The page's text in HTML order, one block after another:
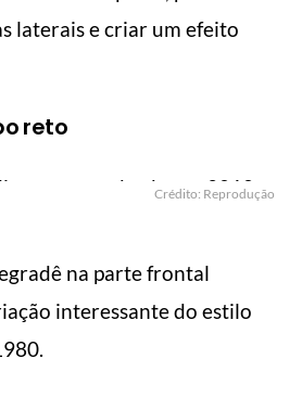
laterais e criar um efeito
reto
Crédito: Reprodução
na parte frontal
interessante do estilo